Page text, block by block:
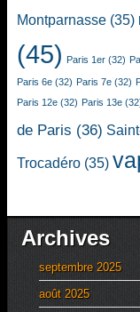
Montparnasse (35)
(45) Paris 1er (32)
Paris 6e (32) Paris 7e (32)
Paris 12e (32) Paris 13e
de Paris (36)
Trocadéro (35)
Archives
septembre 2025
août 2025